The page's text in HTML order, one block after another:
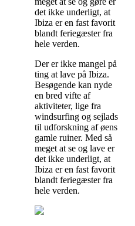
det ikke underligt, at
Ibiza er en fast favorit
blandt feriegæster fra
hele verden.
Der er ikke mangel på
ting at lave på Ibiza.
Besøgende kan nyde
en bred vifte af
aktiviteter, lige fra
windsurfing og sejlads
til udforskning af øens
gamle ruiner. Med så
meget at se og lave er
det ikke underligt, at
Ibiza er en fast favorit
blandt feriegæster fra
hele verden.